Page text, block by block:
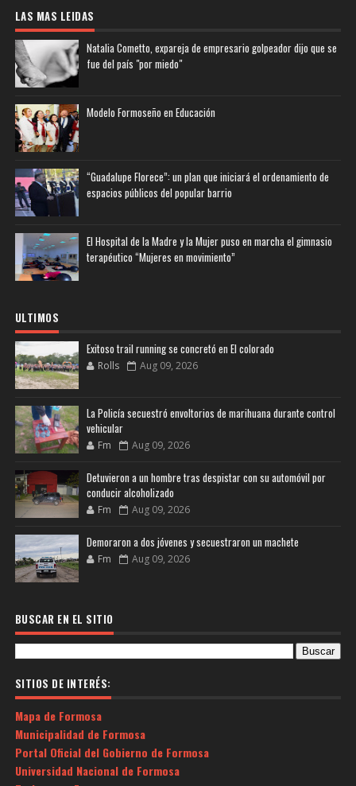
LAS MAS LEIDAS
Natalia Cometto, expareja de empresario golpeador dijo que se
fue del país "por miedo"
Modelo Formoseño en Educación
“Guadalupe Florece”: un plan que iniciará el ordenamiento de
espacios públicos del popular barrio
El Hospital de la Madre y la Mujer puso en marcha el gimnasio
terapéutico “Mujeres en movimiento”
ULTIMOS
Exitoso trail running se concretó en El colorado
Rolls Aug 09, 2026
La Policía secuestró envoltorios de marihuana durante control
vehicular
Fm Aug 09, 2026
Detuvieron a un hombre tras despistar con su automóvil por
conducir alcoholizado
Fm Aug 09, 2026
Demoraron a dos jóvenes y secuestraron un machete
Fm Aug 09, 2026
BUSCAR EN EL SITIO
SITIOS DE INTERÉS:
Mapa de Formosa
Municipalidad de Formosa
Portal Oficial del Gobierno de Formosa
Universidad Nacional de Formosa